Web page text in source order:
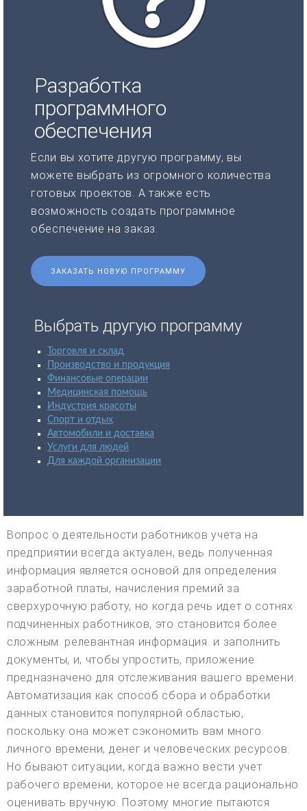
Разработка
программного
обеспечения
Если вы хотите другую программу, вы
можете выбрать из огромного количества
готовых проектов. А также есть
возможность создать программное
обеспечение на заказ.
ЗАКАЗАТЬ НОВУЮ ПРОГРАММУ
Выбрать другую программу
Торговля и склад
Производство и продукция
Финансовые операции
Медицинская помощь
Индустрия красоты
Спорт и отдых
Автомобили и доставка
Услуги для людей
Для каждой организации
Вопрос о деятельности работников учета на
предприятии всегда актуален, ведь полученная
информация является основой для определения
заработной платы, начисления премий за
сверхурочную работу, но когда речь идет о сотнях
подчиненных работников, это становится более
сложным. релевантная информация. и заполнить
документы, и, чтобы упростить, приложение
предназначено для отслеживания вашего времени.
Автоматизация как способ сбора и обработки
данных становится популярной областью,
поскольку она может сэкономить вам много
личного времени, денег и человеческих ресурсов.
Но бывают ситуации, когда важно вести учет
рабочего времени, которое не всегда рационально
оценивать вручную. Поэтому многие пытаются